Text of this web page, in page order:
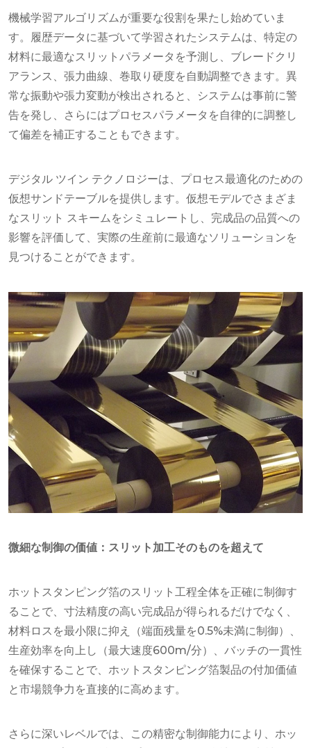
機械学習アルゴリズムが重要な役割を果たし始めていま
す。履歴データに基づいて学習されたシステムは、特定の
材料に最適なスリットパラメータを予測し、ブレードクリ
アランス、張力曲線、巻取り硬度を自動調整できます。異
常な振動や張力変動が検出されると、システムは事前に警
告を発し、さらにはプロセスパラメータを自律的に調整し
て偏差を補正することもできます。
デジタル ツイン テクノロジーは、プロセス最適化のための
仮想サンドテーブルを提供します。仮想モデルでさまざま
なスリット スキームをシミュレートし、完成品の品質への
影響を評価して、実際の生産前に最適なソリューションを
見つけることができます。
微細な制御の価値：スリット加工そのものを超えて
ホットスタンピング箔のスリット工程全体を正確に制御す
ることで、寸法精度の高い完成品が得られるだけでなく、
材料ロスを最小限に抑え（端面残量を0.5%未満に制御）、
生産効率を向上し（最大速度600m/分）、バッチの一貫性
を確保することで、ホットスタンピング箔製品の付加価値
と市場競争力を直接的に高めます。
さらに深いレベルでは、この精密な制御能力により、ホッ